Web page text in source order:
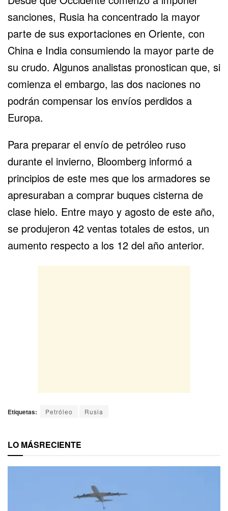
sanciones, Rusia ha concentrado la mayor
parte de sus exportaciones en Oriente, con
China e India consumiendo la mayor parte de
su crudo. Algunos analistas pronostican que, si
comienza el embargo, las dos naciones no
podrán compensar los envíos perdidos a
Europa.
Para preparar el envío de petróleo ruso
durante el invierno, Bloomberg informó a
principios de este mes que los armadores se
apresuraban a comprar buques cisterna de
clase hielo. Entre mayo y agosto de este año,
se produjeron 42 ventas totales de estos, un
aumento respecto a los 12 del año anterior.
Etiquetas: Petróleo Rusia
LO MÁSRECIENTE